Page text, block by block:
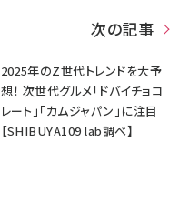
次の記事
2025年のZ世代トレンドを大予
想！ 次世代グルメ「ドバイチョコ
レート」「カムジャパン」に注目
【SHIBUYA109 lab調べ】